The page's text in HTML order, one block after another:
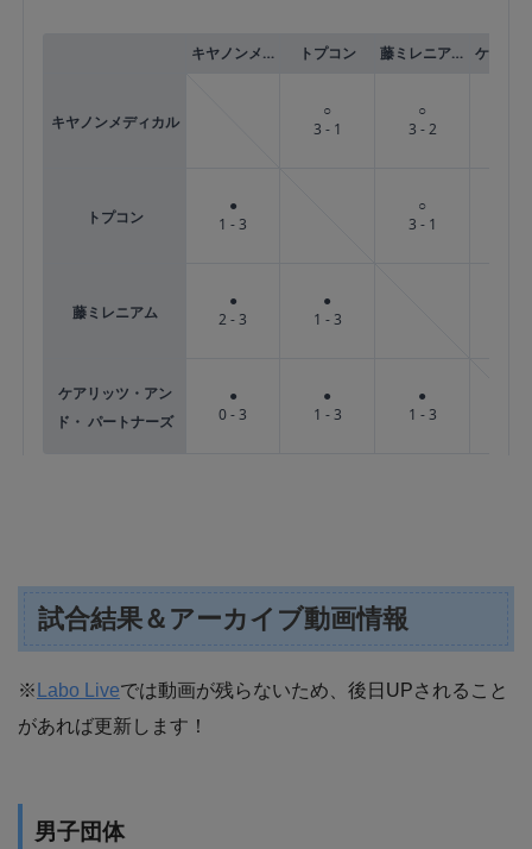
試合結果＆アーカイブ動画情報
※ Labo Liveでは動画が残らないため、後日UPされること
があれば更新します！
男子団体